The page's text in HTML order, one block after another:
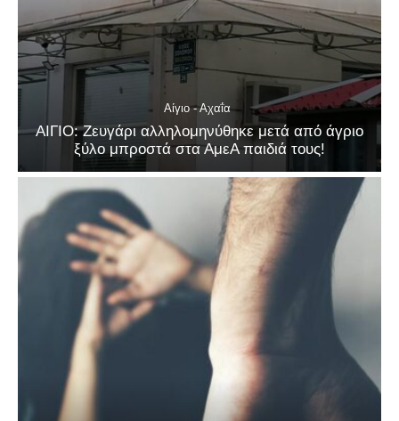
Αίγιο - Αχαΐα
ΑΙΓΙΟ: Ζευγάρι αλληλομηνύθηκε μετά από άγριο
ξύλο μπροστά στα ΑμεΑ παιδιά τους!